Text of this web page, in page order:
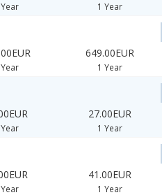
1 Year
649.00EUR
1 Year
27.00EUR
1 Year
41.00EUR
1 Year